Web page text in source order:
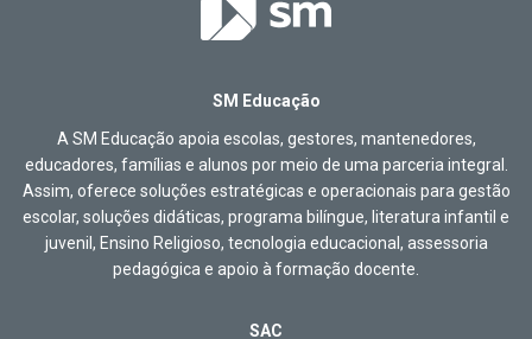
SM Educação
A SM Educação apoia escolas, gestores, mantenedores,
educadores, famílias e alunos por meio de uma parceria integral.
Assim, oferece soluções estratégicas e operacionais para gestão
escolar, soluções didáticas, programa bilíngue, literatura infantil e
juvenil, Ensino Religioso, tecnologia educacional, assessoria
pedagógica e apoio à formação docente.
SAC